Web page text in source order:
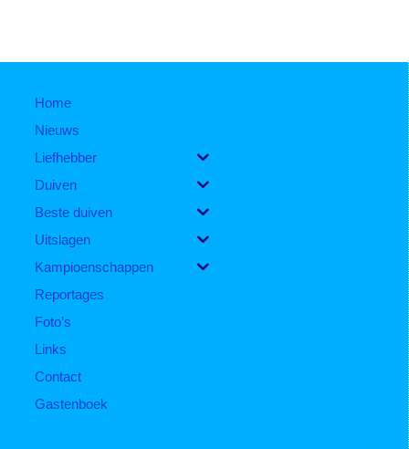
Home
Nieuws
Liefhebber
Duiven
Beste duiven
Uitslagen
Kampioenschappen
Reportages
Foto’s
Links
Contact
Gastenboek